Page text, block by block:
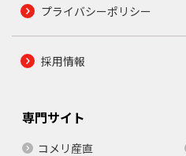
プライバシーポリシー
採用情報
専門サイト
コメリ産直